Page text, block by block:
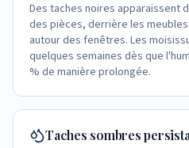
Des taches noires apparaissent
des pièces, derrière les
autour des fenêtres. Les
quelques semaines dès que
% de manière prolongée.
Taches sombres